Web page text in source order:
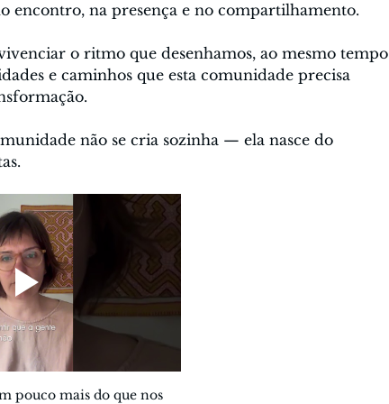
encontro, na presença e no compartilhamento.
o ritmo que desenhamos, ao mesmo tempo
e caminhos que esta comunidade precisa
não se cria sozinha — ela nasce do
pouco mais do que nos